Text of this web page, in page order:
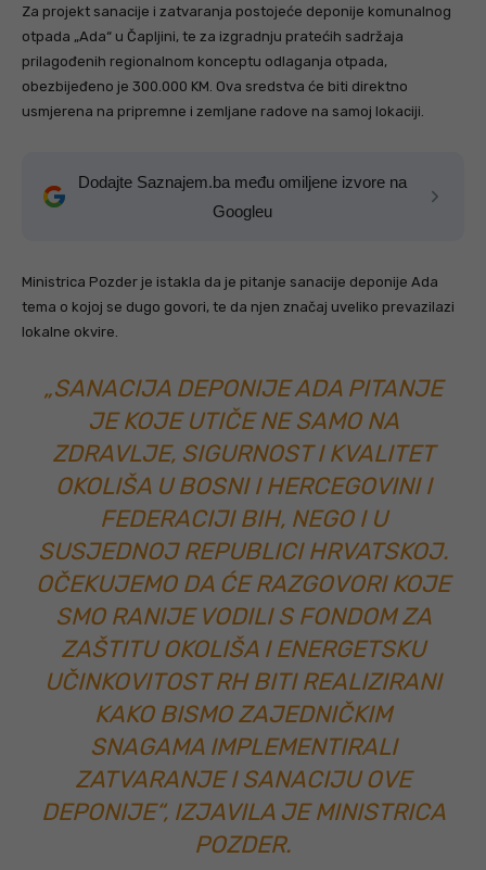
Za projekt sanacije i zatvaranja postojeće deponije komunalnog
otpada „Ada“ u Čapljini, te za izgradnju pratećih sadržaja
prilagođenih regionalnom konceptu odlaganja otpada,
obezbijeđeno je 300.000 KM. Ova sredstva će biti direktno
usmjerena na pripremne i zemljane radove na samoj lokaciji.
Dodajte Saznajem.ba među omiljene izvore na
Googleu
Ministrica Pozder je istakla da je pitanje sanacije deponije Ada
tema o kojoj se dugo govori, te da njen značaj uveliko prevazilazi
lokalne okvire.
„SANACIJA DEPONIJE ADA PITANJE
JE KOJE UTIČE NE SAMO NA
ZDRAVLJE, SIGURNOST I KVALITET
OKOLIŠA U BOSNI I HERCEGOVINI I
FEDERACIJI BIH, NEGO I U
SUSJEDNOJ REPUBLICI HRVATSKOJ.
OČEKUJEMO DA ĆE RAZGOVORI KOJE
SMO RANIJE VODILI S FONDOM ZA
ZAŠTITU OKOLIŠA I ENERGETSKU
UČINKOVITOST RH BITI REALIZIRANI
KAKO BISMO ZAJEDNIČKIM
SNAGAMA IMPLEMENTIRALI
ZATVARANJE I SANACIJU OVE
DEPONIJE“, IZJAVILA JE MINISTRICA
POZDER.